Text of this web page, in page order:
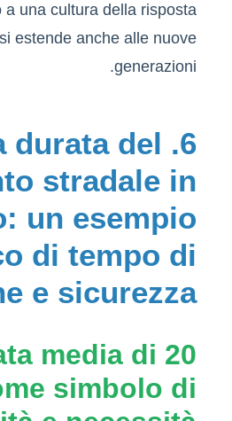
a una cultura della risposta
estende anche alle nuove
generazioni.
durata del
stradale in
un esempio
di tempo di
e sicurezza
media di 20
simbolo di